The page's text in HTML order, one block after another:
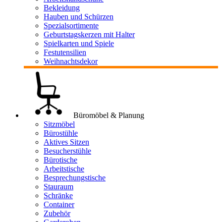
Bekleidung
Hauben und Schürzen
Spezialsortimente
Geburtstagskerzen mit Halter
Spielkarten und Spiele
Festutensilien
Weihnachtsdekor
Büromöbel & Planung
Sitzmöbel
Bürostühle
Aktives Sitzen
Besucherstühle
Bürotische
Arbeitstische
Besprechungstische
Stauraum
Schränke
Container
Zubehör